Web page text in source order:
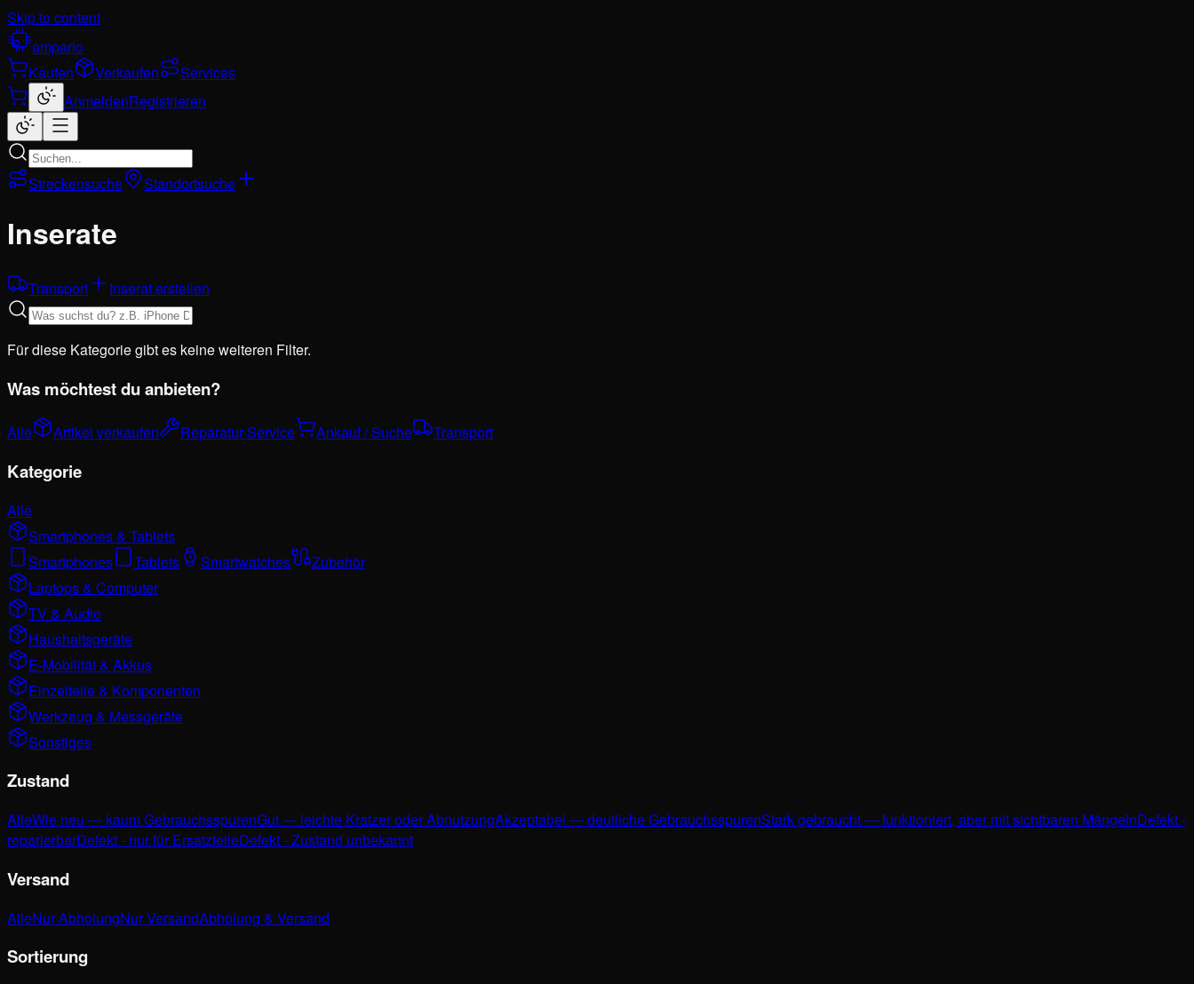
Skip to content
ampario
Kaufen
Verkaufen
Services
AnmeldenRegistrieren
Streckensuche Standortsuche
Inserate
Transport Inserat erstellen
Für diese Kategorie gibt es keine weiteren Filter.
Was möchtest du anbieten?
Alle Artikel verkaufen Reparatur-Service Ankauf / Suche Transport
Kategorie
Alle
Smartphones & Tablets
Smartphones
Tablets Smartwatches
Zubehör
Laptops & Computer
TV & Audio
Haushaltsgeräte
E-Mobilität & Akkus
Einzelteile & Komponenten
Werkzeug & Messgeräte
Sonstiges
Zustand
AlleWie neu — kaum GebrauchsspurenGut — leichte Kratzer oder AbnutzungAkzeptabel — deutliche GebrauchsspurenStark gebraucht — funktioniert, aber mit sichtbaren MängelnDefekt -
reparierbarDefekt - nur für ErsatzteileDefekt - Zustand unbekannt
Versand
AlleNur AbholungNur VersandAbholung & Versand
Sortierung